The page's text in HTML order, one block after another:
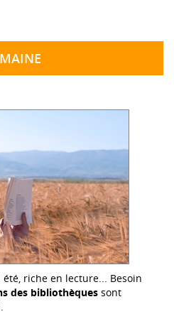
été, riche en lecture... Besoin
des bibliothèques sont